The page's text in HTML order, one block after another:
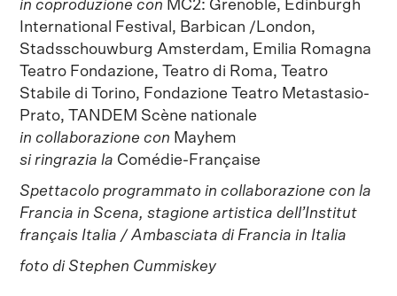
in coproduzione con MC2: Grenoble, Edinburgh
International Festival, Barbican /London,
Stadsschouwburg Amsterdam, Emilia Romagna
Teatro Fondazione, Teatro di Roma, Teatro
Stabile di Torino, Fondazione Teatro Metastasio-
Prato, TANDEM Scène nationale
in collaborazione con Mayhem
si ringrazia la Comédie-Française
Spettacolo programmato in collaborazione con la
Francia in Scena, stagione artistica dell’Institut
français Italia / Ambasciata di Francia in Italia
foto di Stephen Cummiskey